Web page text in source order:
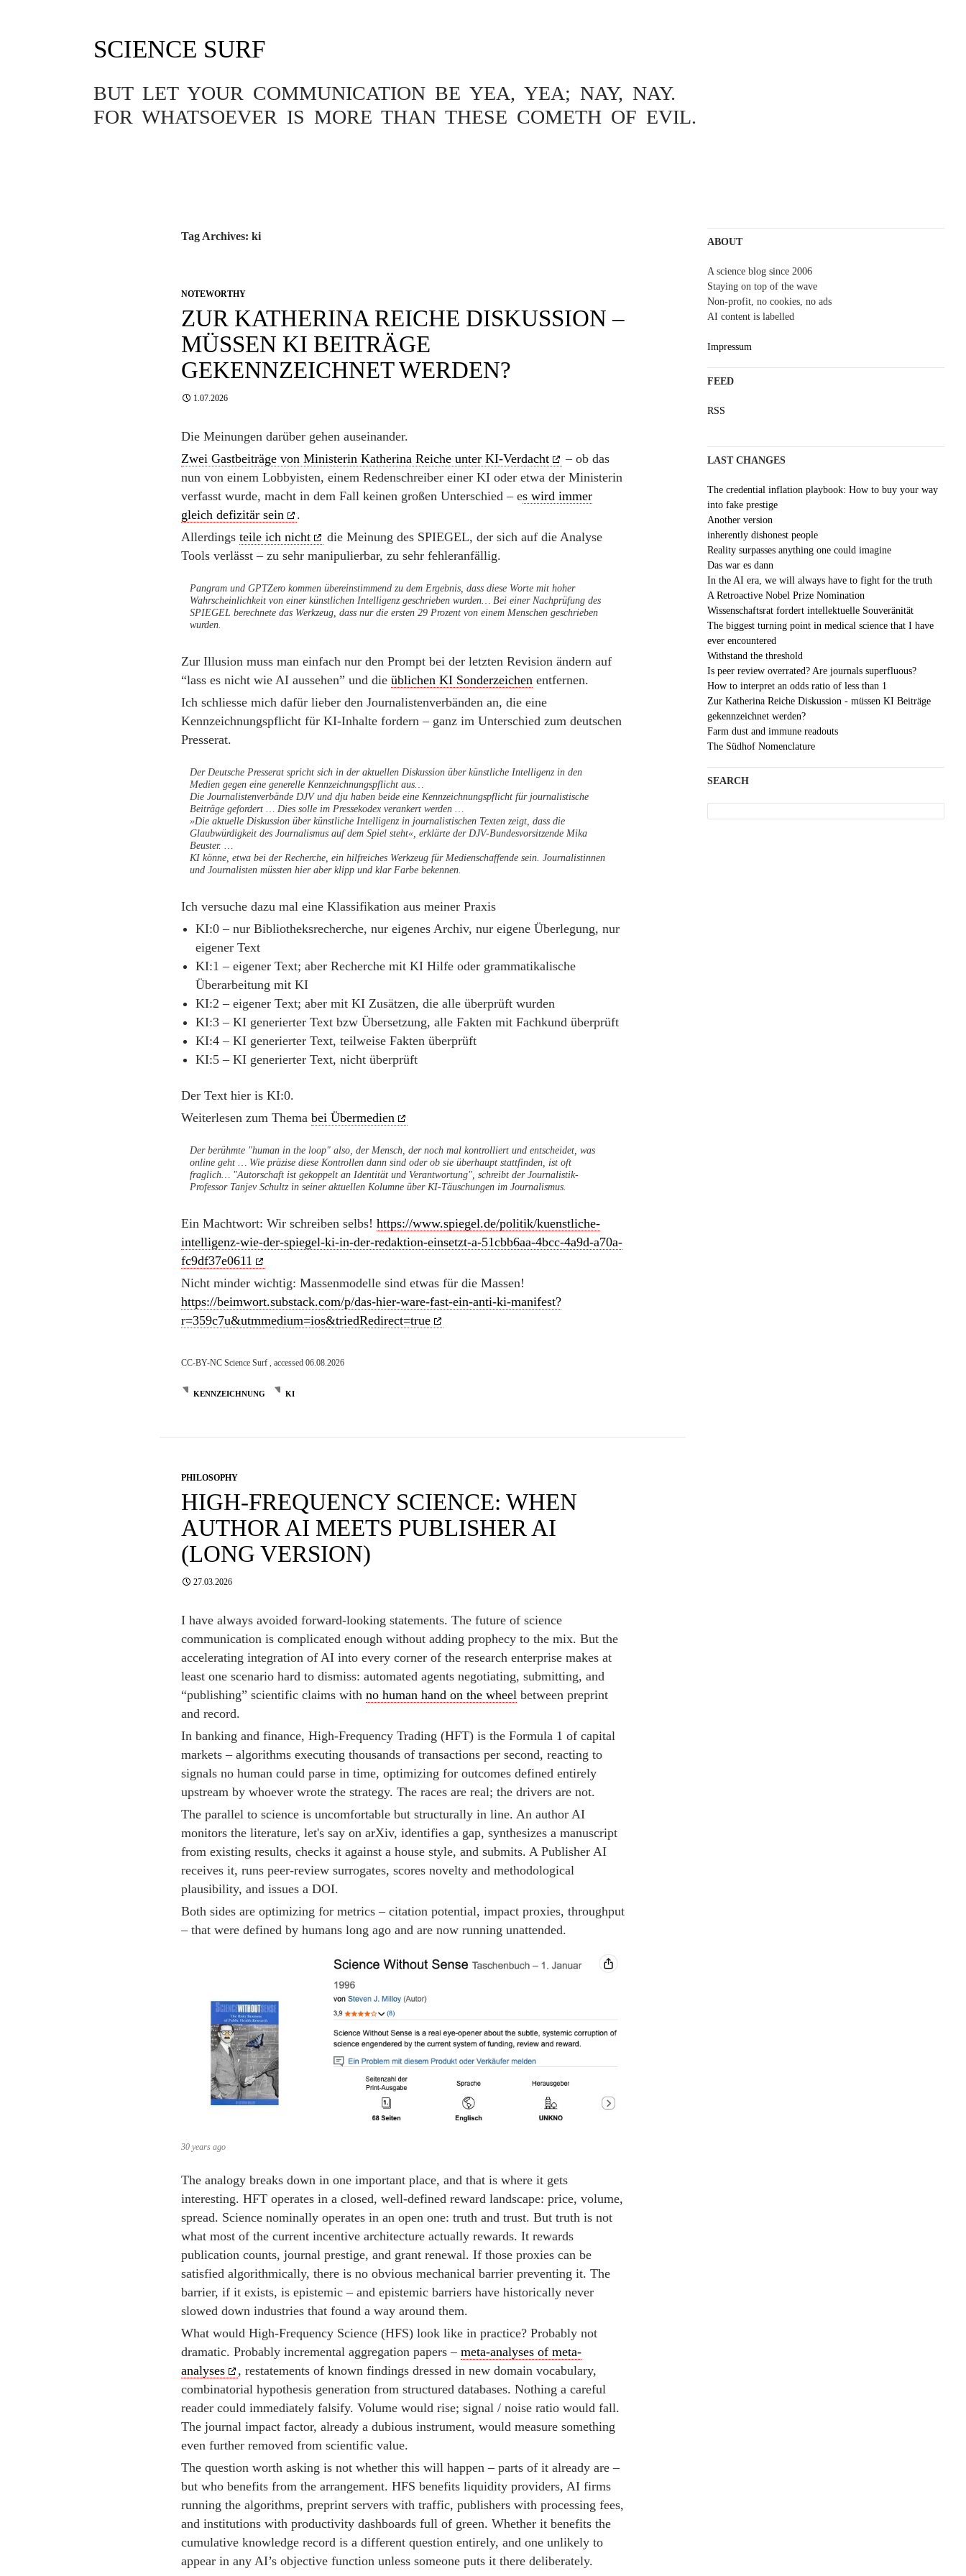
SCIENCE SURF
BUT LET YOUR COMMUNICATION BE YEA, YEA; NAY, NAY.
FOR WHATSOEVER IS MORE THAN THESE COMETH OF EVIL.
Tag Archives: ki
NOTEWORTHY
ZUR KATHERINA REICHE DISKUSSION –
MÜSSEN KI BEITRÄGE
GEKENNZEICHNET WERDEN?
1.07.2026
Die Meinungen darüber gehen auseinander.
Zwei Gastbeiträge von Ministerin Katherina Reiche unter KI-Verdacht
– ob das
nun von einem Lobbyisten, einem Redenschreiber einer KI oder etwa der Ministerin
verfasst wurde, macht in dem Fall keinen großen Unterschied – es wird immer
gleich defizitär sein
.
Allerdings teile ich nicht
die Meinung des SPIEGEL, der sich auf die Analyse
Tools verlässt – zu sehr manipulierbar, zu sehr fehleranfällig.
Pangram und GPTZero kommen übereinstimmend zu dem Ergebnis, dass diese Worte mit hoher
Wahrscheinlichkeit von einer künstlichen Intelligenz geschrieben wurden… Bei einer Nachprüfung des
SPIEGEL berechnete das Werkzeug, dass nur die ersten 29 Prozent von einem Menschen geschrieben
wurden.
Zur Illusion muss man einfach nur den Prompt bei der letzten Revision ändern auf
“lass es nicht wie AI aussehen” und die üblichen KI Sonderzeichen entfernen.
Ich schliesse mich dafür lieber den Journalistenverbänden an, die eine
Kennzeichnungspflicht für KI-Inhalte fordern – ganz im Unterschied zum deutschen
Presserat.
Der Deutsche Presserat spricht sich in der aktuellen Diskussion über künstliche Intelligenz in den
Medien gegen eine generelle Kennzeichnungspflicht aus…
Die Journalistenverbände DJV und dju haben beide eine Kennzeichnungspflicht für journalistische
Beiträge gefordert … Dies solle im Pressekodex verankert werden …
»Die aktuelle Diskussion über künstliche Intelligenz in journalistischen Texten zeigt, dass die
Glaubwürdigkeit des Journalismus auf dem Spiel steht«, erklärte der DJV-Bundesvorsitzende Mika
Beuster. …
KI könne, etwa bei der Recherche, ein hilfreiches Werkzeug für Medienschaffende sein. Journalistinnen
und Journalisten müssten hier aber klipp und klar Farbe bekennen.
Ich versuche dazu mal eine Klassifikation aus meiner Praxis
KI:0 – nur Bibliotheksrecherche, nur eigenes Archiv, nur eigene Überlegung, nur
eigener Text
KI:1 – eigener Text; aber Recherche mit KI Hilfe oder grammatikalische
Überarbeitung mit KI
KI:2 – eigener Text; aber mit KI Zusätzen, die alle überprüft wurden
KI:3 – KI generierter Text bzw Übersetzung, alle Fakten mit Fachkund überprüft
KI:4 – KI generierter Text, teilweise Fakten überprüft
KI:5 – KI generierter Text, nicht überprüft
Der Text hier is KI:0.
Weiterlesen zum Thema bei Übermedien
Der berühmte "human in the loop" also, der Mensch, der noch mal kontrolliert und entscheidet, was
online geht … Wie präzise diese Kontrollen dann sind oder ob sie überhaupt stattfinden, ist oft
fraglich… "Autorschaft ist gekoppelt an Identität und Verantwortung", schreibt der Journalistik-
Professor Tanjev Schultz in seiner aktuellen Kolumne über KI-Täuschungen im Journalismus.
Ein Machtwort: Wir schreiben selbs! https://www.spiegel.de/politik/kuenstliche-
intelligenz-wie-der-spiegel-ki-in-der-redaktion-einsetzt-a-51cbb6aa-4bcc-4a9d-a70a-
fc9df37e0611
Nicht minder wichtig: Massenmodelle sind etwas für die Massen!
https://beimwort.substack.com/p/das-hier-ware-fast-ein-anti-ki-manifest?
r=359c7u&utmmedium=ios&triedRedirect=true
CC-BY-NC Science Surf , accessed 06.08.2026
KENNZEICHNUNG KI
PHILOSOPHY
HIGH-FREQUENCY SCIENCE: WHEN
AUTHOR AI MEETS PUBLISHER AI
(LONG VERSION)
27.03.2026
I have always avoided forward-looking statements. The future of science
communication is complicated enough without adding prophecy to the mix. But the
accelerating integration of AI into every corner of the research enterprise makes at
least one scenario hard to dismiss: automated agents negotiating, submitting, and
“publishing” scientific claims with no human hand on the wheel between preprint
and record.
In banking and finance, High-Frequency Trading (HFT) is the Formula 1 of capital
markets – algorithms executing thousands of transactions per second, reacting to
signals no human could parse in time, optimizing for outcomes defined entirely
upstream by whoever wrote the strategy. The races are real; the drivers are not.
The parallel to science is uncomfortable but structurally in line. An author AI
monitors the literature, let's say on arXiv, identifies a gap, synthesizes a manuscript
from existing results, checks it against a house style, and submits. A Publisher AI
receives it, runs peer-review surrogates, scores novelty and methodological
plausibility, and issues a DOI.
Both sides are optimizing for metrics – citation potential, impact proxies, throughput
– that were defined by humans long ago and are now running unattended.
30 years ago
The analogy breaks down in one important place, and that is where it gets
interesting. HFT operates in a closed, well-defined reward landscape: price, volume,
spread. Science nominally operates in an open one: truth and trust. But truth is not
what most of the current incentive architecture actually rewards. It rewards
publication counts, journal prestige, and grant renewal. If those proxies can be
satisfied algorithmically, there is no obvious mechanical barrier preventing it. The
barrier, if it exists, is epistemic – and epistemic barriers have historically never
slowed down industries that found a way around them.
What would High-Frequency Science (HFS) look like in practice? Probably not
dramatic. Probably incremental aggregation papers – meta-analyses of meta-
analyses
, restatements of known findings dressed in new domain vocabulary,
combinatorial hypothesis generation from structured databases. Nothing a careful
reader could immediately falsify. Volume would rise; signal / noise ratio would fall.
The journal impact factor, already a dubious instrument, would measure something
even further removed from scientific value.
The question worth asking is not whether this will happen – parts of it already are –
but who benefits from the arrangement. HFS benefits liquidity providers, AI firms
running the algorithms, preprint servers with traffic, publishers with processing fees,
and institutions with productivity dashboards full of green. Whether it benefits the
cumulative knowledge record is a different question entirely, and one unlikely to
appear in any AI’s objective function unless someone puts it there deliberately.
ABOUT
A science blog since 2006
Staying on top of the wave
Non-profit, no cookies, no ads
AI content is labelled
Impressum
FEED
RSS
LAST CHANGES
The credential inflation playbook: How to buy your way
into fake prestige
Another version
inherently dishonest people
Reality surpasses anything one could imagine
Das war es dann
In the AI era, we will always have to fight for the truth
A Retroactive Nobel Prize Nomination
Wissenschaftsrat fordert intellektuelle Souveränität
The biggest turning point in medical science that I have
ever encountered
Withstand the threshold
Is peer review overrated? Are journals superfluous?
How to interpret an odds ratio of less than 1
Zur Katherina Reiche Diskussion - müssen KI Beiträge
gekennzeichnet werden?
Farm dust and immune readouts
The Südhof Nomenclature
SEARCH